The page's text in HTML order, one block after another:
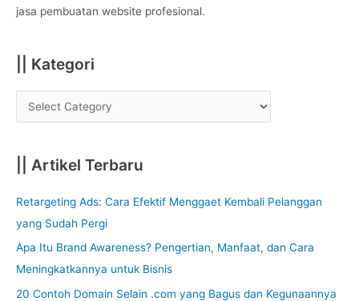
o
jasa pembuatan website profesional.
|| Kategori
|| Artikel Terbaru
Retargeting Ads: Cara Efektif Menggaet Kembali Pelanggan
yang Sudah Pergi
Apa Itu Brand Awareness? Pengertian, Manfaat, dan Cara
Meningkatkannya untuk Bisnis
20 Contoh Domain Selain .com yang Bagus dan Kegunaannya